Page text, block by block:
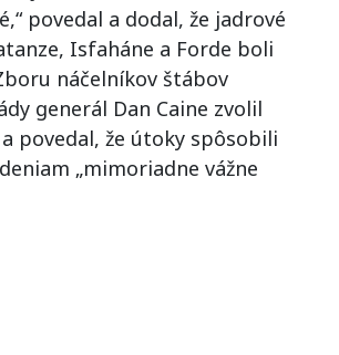
povedal a dodal, že jadrové
Isfaháne a Forde boli
náčelníkov štábov
generál Dan Caine zvolil
povedal, že útoky spôsobili
„mimoriadne vážne